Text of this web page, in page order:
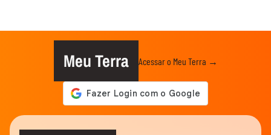
Meu Terra Acessar o Meu Terra →